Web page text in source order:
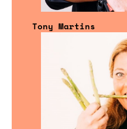
Tony Martins